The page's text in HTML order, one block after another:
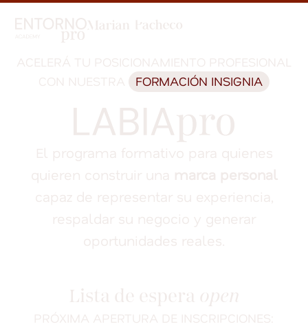
FORMACIÓN INSIGNIA